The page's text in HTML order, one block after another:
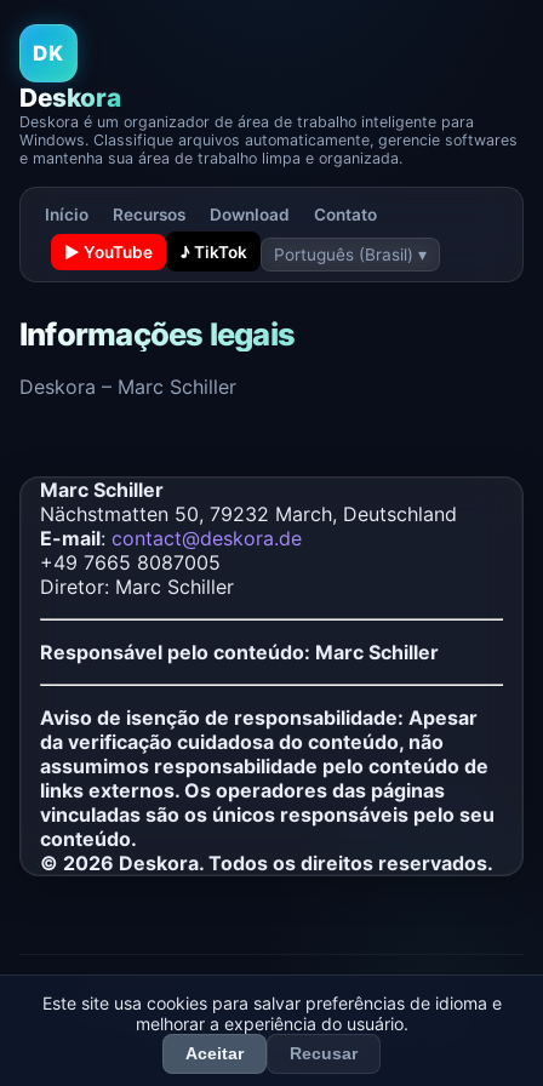
DK
Deskora
Deskora é um organizador de área de trabalho inteligente para
Windows. Classifique arquivos automaticamente, gerencie softwares
e mantenha sua área de trabalho limpa e organizada.
Início Recursos Download
Contato
▶ YouTube
♪ TikTok Português (Brasil) ▾
Este site usa cookies para salvar preferências de idioma e
melhorar a experiência do usuário.
Aceitar Recusar
Informações legais
Deskora – Marc Schiller
Marc Schiller
Nächstmatten 50, 79232 March, Deutschland
E-mail: contact@deskora.de
+49 7665 8087005
Diretor: Marc Schiller
Responsável pelo conteúdo: Marc Schiller
Aviso de isenção de responsabilidade: Apesar
da verificação cuidadosa do conteúdo, não
assumimos responsabilidade pelo conteúdo de
links externos. Os operadores das páginas
vinculadas são os únicos responsáveis pelo seu
conteúdo.
© 2026 Deskora. Todos os direitos reservados.
© 2026 Deskora – Marc Schiller |Informações legais|
Privacidade|Termos de uso
Todos os artigos e guias